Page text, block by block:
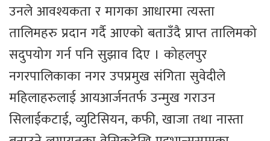
उनले आवश्यकता र मागका आधारमा त्यस्ता
तालिमहरु प्रदान गर्दै आएको बताउँदै प्राप्त तालिमको
सदुपयोग गर्न पनि सुझाव दिए । कोहलपुर
नगरपालिकाका नगर उपप्रमुख संगिता सुवेदीले
महिलाहरुलाई आयआर्जनतर्फ उन्मुख गराउन
सिलाईकटाई, व्युटिसियन, कफी, खाजा तथा नास्ता